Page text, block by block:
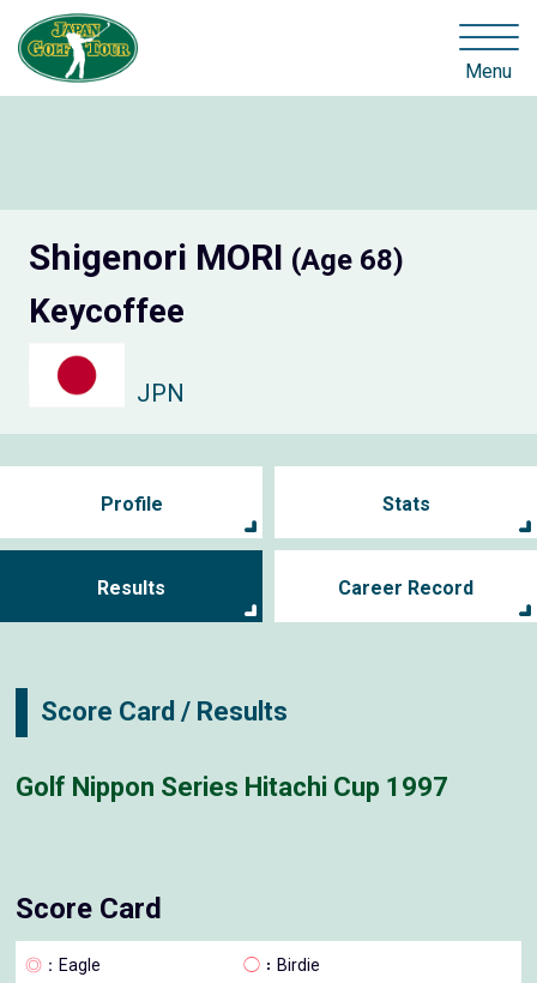
Menu
Shigenori MORI (Age 68)
Keycoffee
JPN
Profile Stats
Results Career Record
Score Card / Results
Golf Nippon Series Hitachi Cup 1997
Score Card
◎ ：Eagle ◯ ：Birdie